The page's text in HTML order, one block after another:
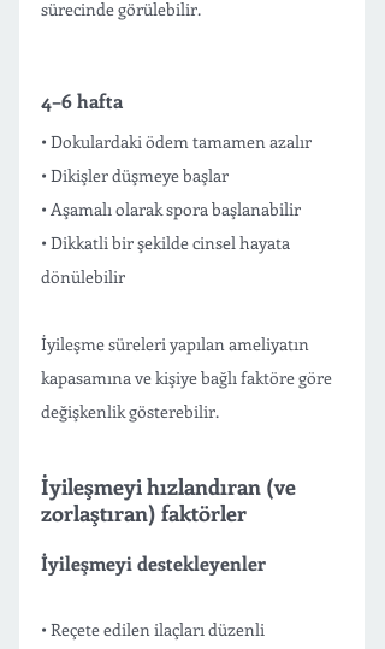
sürecinde görülebilir.
4–6 hafta
• Dokulardaki ödem tamamen azalır
• Dikişler düşmeye başlar
• Aşamalı olarak spora başlanabilir
• Dikkatli bir şekilde cinsel hayata
dönülebilir
İyileşme süreleri yapılan ameliyatın
kapasamına ve kişiye bağlı faktöre göre
değişkenlik gösterebilir.
İyileşmeyi hızlandıran (ve
zorlaştıran) faktörler
İyileşmeyi destekleyenler
• Reçete edilen ilaçları düzenli